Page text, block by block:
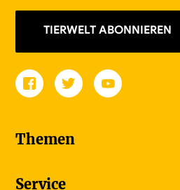
TIERWELT ABONNIEREN
Themen
Service